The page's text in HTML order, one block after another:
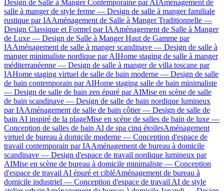
Design de Salle à Manger Contemporaine par AIAménagement de
salle à manger de style ferme — Design de salle à manger familiale
rustique par IAAménagement de Salle à Manger Traditionnelle —
Design Classique et Formel par IAAménagement de Salle à Manger
de Luxe — Design de Salle à Manger Haut de Gamme par
IAAménagement de salle à manger scandinave — Design de salle à
manger minimaliste nordique par AIHome staging de salle à manger
méditerranéenne — Design de salle à manger de villa toscane par
IAHome staging virtuel de salle de bain moderne — Design de salle
de bain contemporain par AIHome staging salle de bain minimaliste
— Design de salle de bain zen épuré par AIMise en scène de salle
de bain scandinave — Design de salle de bain nordique lumineux
par IAAménagement de salle de bain côtier — Design de salle de
bain AI inspiré de la plageMise en scène de salles de bain de luxe —
Conception de salles de bain AI de spa cinq étoilesAménagement
virtuel de bureau à domicile moderne — Conception d'espace de
travail contemporain par IAAménagement de bureau à domicile
scandinave — Design d'espace de travail nordique lumineux par
AIMise en scène de bureau à domicile minimaliste — Conception
d'espace de travail AI épuré et cibléAménagement de bureau à
domicile industriel — Conception d'espace de travail AI de style